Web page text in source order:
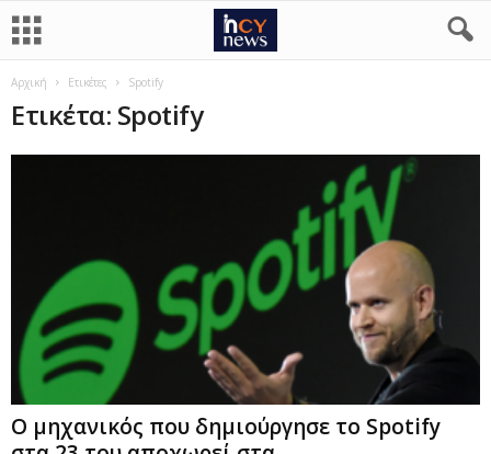
Αρχική Ετικέτες Spotify
Ετικέτα: Spotify
Ο μηχανικός που δημιούργησε το Spotify